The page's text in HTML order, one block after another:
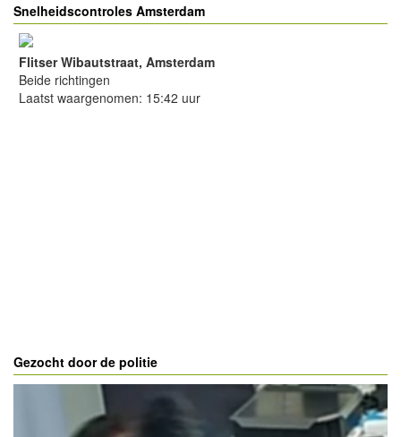
Snelheidscontroles Amsterdam
Flitser Wibautstraat, Amsterdam
Beide richtingen
Laatst waargenomen: 15:42 uur
Gezocht door de politie